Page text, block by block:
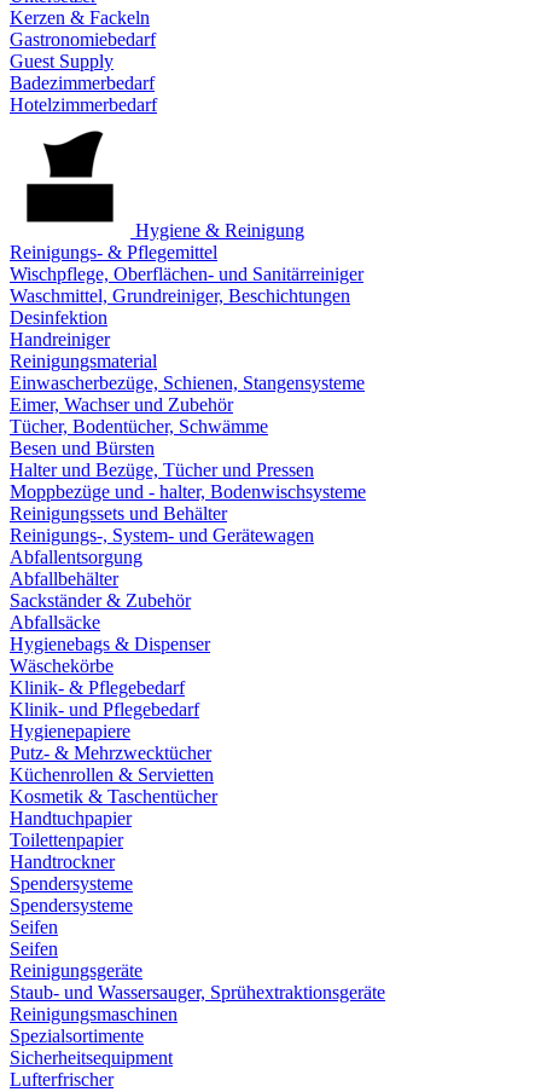
Kerzen & Fackeln
Gastronomiebedarf
Guest Supply
Badezimmerbedarf
Hotelzimmerbedarf
Hygiene & Reinigung
Reinigungs- & Pflegemittel
Wischpflege, Oberflächen- und Sanitärreiniger
Waschmittel, Grundreiniger, Beschichtungen
Desinfektion
Handreiniger
Reinigungsmaterial
Einwascherbezüge, Schienen, Stangensysteme
Eimer, Wachser und Zubehör
Tücher, Bodentücher, Schwämme
Besen und Bürsten
Halter und Bezüge, Tücher und Pressen
Moppbezüge und - halter, Bodenwischsysteme
Reinigungssets und Behälter
Reinigungs-, System- und Gerätewagen
Abfallentsorgung
Abfallbehälter
Sackständer & Zubehör
Abfallsäcke
Hygienebags & Dispenser
Wäschekörbe
Klinik- & Pflegebedarf
Klinik- und Pflegebedarf
Hygienepapiere
Putz- & Mehrzwecktücher
Küchenrollen & Servietten
Kosmetik & Taschentücher
Handtuchpapier
Toilettenpapier
Handtrockner
Spendersysteme
Spendersysteme
Seifen
Seifen
Reinigungsgeräte
Staub- und Wassersauger, Sprühextraktionsgeräte
Reinigungsmaschinen
Spezialsortimente
Sicherheitsequipment
Lufterfrischer